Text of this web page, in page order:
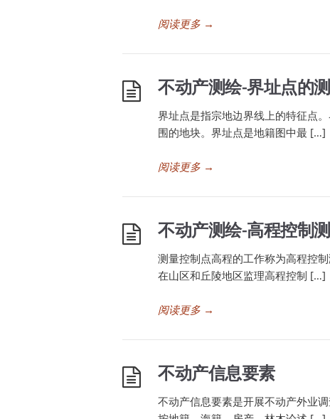
阅读更多 →
不动产测绘-界址点的
界址点是指宗地边界线上的特征点
围的地块。界址点是地籍图中最 […]
阅读更多 →
不动产测绘-高程控制
测量控制点高程的工作称为高程控
在山区和丘陵地区监理高程控制 […]
阅读更多 →
不动产信息要素
不动产信息要素是开展不动产外业